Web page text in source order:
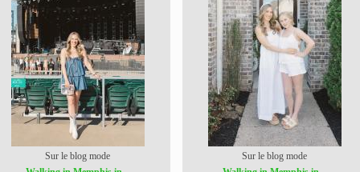
Sur le blog mode
Sur le blog mode